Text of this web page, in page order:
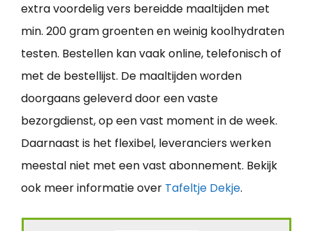
extra voordelig vers bereidde maaltijden met
min. 200 gram groenten en weinig koolhydraten
testen. Bestellen kan vaak online, telefonisch of
met de bestellijst. De maaltijden worden
doorgaans geleverd door een vaste
bezorgdienst, op een vast moment in de week.
Daarnaast is het flexibel, leveranciers werken
meestal niet met een vast abonnement. Bekijk
ook meer informatie over Tafeltje Dekje.